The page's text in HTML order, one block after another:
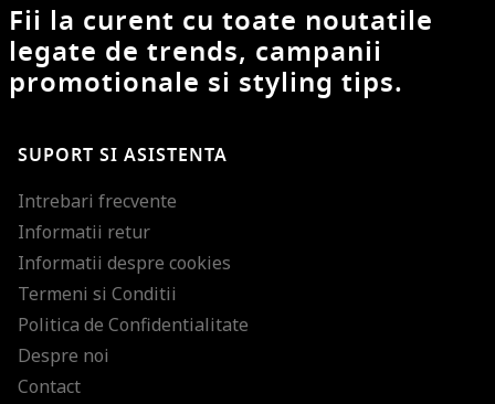
Fii la curent cu toate noutatile
legate de trends, campanii
promotionale si styling tips.
SUPORT SI ASISTENTA
Intrebari frecvente
Informatii retur
Informatii despre cookies
Termeni si Conditii
Politica de Confidentialitate
Despre noi
Contact